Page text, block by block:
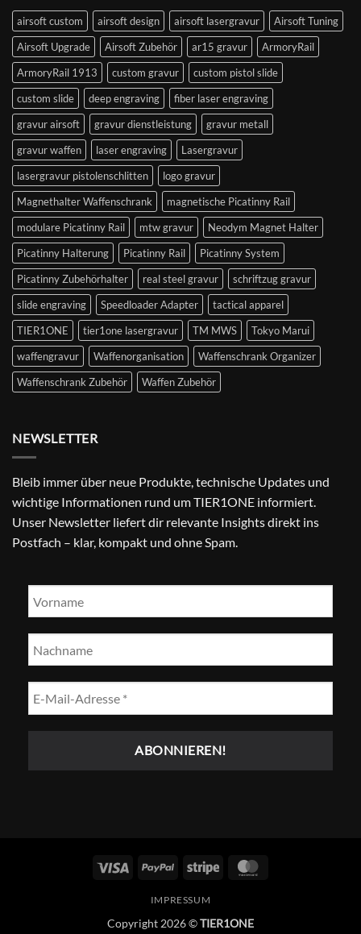
airsoft custom airsoft design airsoft lasergravur
Airsoft Tuning
Airsoft Upgrade
Airsoft Zubehör ar15 gravur
ArmoryRail
ArmoryRail 1913
custom gravur
custom pistol slide
custom slide
deep engraving
fiber laser engraving
gravur airsoft
gravur dienstleistung
gravur metall
gravur waffen
laser engraving
Lasergravur
lasergravur pistolenschlitten
logo gravur
Magnethalter Waffenschrank
magnetische Picatinny Rail
modulare Picatinny Rail
mtw gravur
Neodym Magnet Halter
Picatinny Halterung
Picatinny Rail
Picatinny System
Picatinny Zubehörhalter
real steel gravur
schriftzug gravur
slide engraving
Speedloader Adapter
tactical apparel
TIER1ONE
tier1one lasergravur TM MWS
Tokyo Marui
waffengravur
Waffenorganisation
Waffenschrank Organizer
Waffenschrank Zubehör
Waffen Zubehör
NEWSLETTER
Bleib immer über neue Produkte, technische Updates und
wichtige Informationen rund um TIER1ONE informiert.
Unser Newsletter liefert dir relevante Insights direkt ins
Postfach – klar, kompakt und ohne Spam.
Visum PayPal Streifen
IMPRESSUM
Copyright 2026 ©TIER1ONE